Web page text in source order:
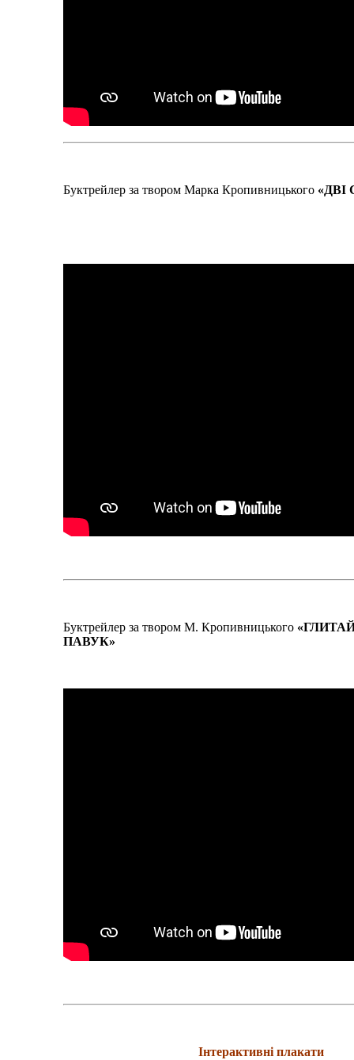
Буктрейлер за твором Марка Кропивницького «ДВІ
Буктрейлер за твором М. Кропивницького
ПАВУК»
Інтерактивні плакати